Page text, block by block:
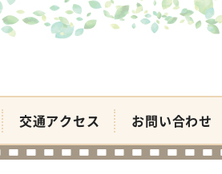
交通アクセス お問い合わせ